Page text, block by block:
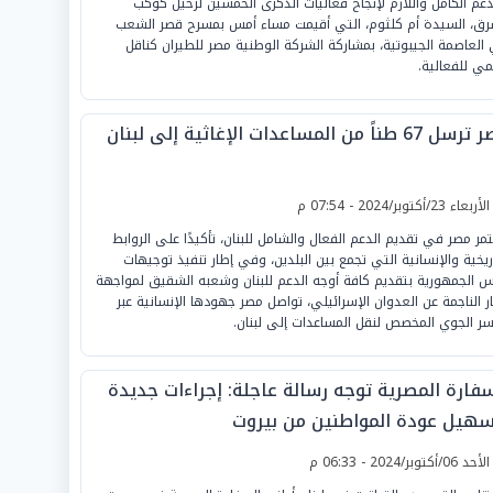
السيدة أم كلثوم، التي أقيمت مساء أمس بمسرح قصر الشعب
الجيبوتية، بمشاركة الشركة الوطنية مصر للطيران كناقل
للفعالية.
من المساعدات الإغاثية إلى لبنان
الأربعاء 23/أكتوبر/2024 - 07:54 م
مصر في تقديم الدعم الفعال والشامل للبنان، تأكيدًا على الروابط
والإنسانية التي تجمع بين البلدين، وفي إطار تنفيذ توجيهات
الجمهورية بتقديم كافة أوجه الدعم للبنان وشعبه الشقيق لمواجهة
الناجمة عن العدوان الإسرائيلي، تواصل مصر جهودها الإنسانية عبر
الجوي المخصص لنقل المساعدات إلى لبنان.
المصرية توجه رسالة عاجلة: إجراءات جديدة
عودة المواطنين من بيروت
الأحد 06/أكتوبر/2024 - 06:33 م